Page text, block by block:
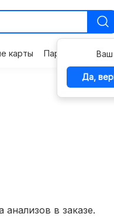
Ваш
Да,
карты Партнерам
анализов в заказе.